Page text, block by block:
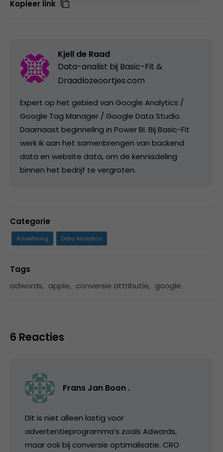
Kopieer link
Kjell de Raad
Data-analist bij Basic-Fit &
Draadlozeoortjes.com
Expert op het gebied van Google Analytics /
Google Tag Manager / Google Data Studio.
Daarnaast beginneling in Power Bi. Bij Basic-Fit
werk ik aan het samenbrengen van backend
data en website data, om de kennisdeling
binnen het bedrijf te vergroten.
Categorie
Advertising Data Analytics
Tags
adwords, apple, conversie attributie, google
6 Reacties
Frans Jan Boon .
Dit is niet alleen lastig voor
advertentieprogramma’s zoals Adwords,
maar ook bij conversie optimalisatie. CRO